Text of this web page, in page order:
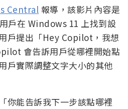
Central 報導，該影片內容是
戶在 Windows 11 上找到設
戶提出「Hey Copilot，我想
會告訴用戶從哪裡開始點
戶實際調整文字大小的其他
你能告訴我下一步該點哪裡